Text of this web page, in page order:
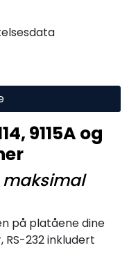
9115A og
på platåene dine
232 inkludert